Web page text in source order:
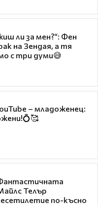
ли за мен?“: Фен
на Зендая, а тя
с три думи😅
– младоженец:
Телър
по-късно